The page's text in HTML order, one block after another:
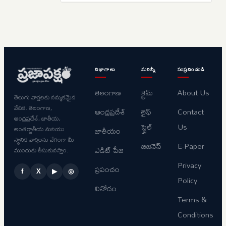
తెలుగు వార్తలకు నమ్మకమైన
వేదిక. తెలంగాణ,
ఆంధ్రప్రదేశ్, జాతీయ,
అంతర్జాతీయ మరియు
స్థానిక వార్తలను వేగంగా మీ
ముందుకు తీసుకువస్తాం.
f X ▶ ◎
విభాగాలు
తెలంగాణ
ఆంధ్రప్రదేశ్
జాతీయం
ఎడిట్ పేజి
ప్రపంచం
వినోదం
మరిన్నీ
క్రైమ్
లైఫ్
స్టైల్
బిజినెస్
సంప్రదించండి
About Us
Contact
Us
E-Paper
Privacy
Policy
Terms &
Conditions